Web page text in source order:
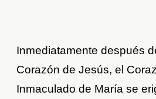
Inmediatamente después
Corazón de Jesús, el
Inmaculado de María se